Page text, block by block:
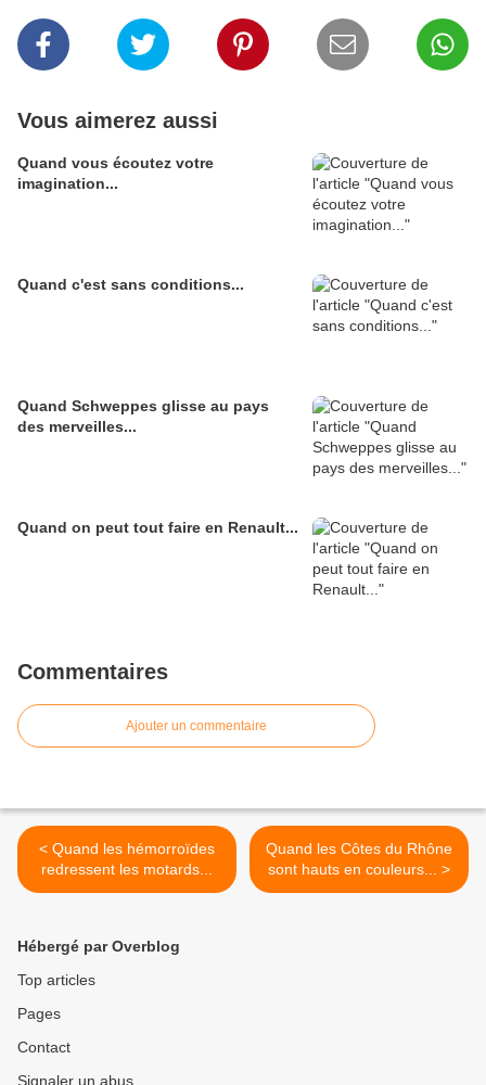
Vous aimerez aussi
Quand vous écoutez votre
imagination...
Quand c'est sans conditions...
Quand Schweppes glisse au pays
des merveilles...
Quand on peut tout faire en Renault...
Commentaires
Ajouter un commentaire
< Quand les hémorroïdes
redressent les motards...
Quand les Côtes du Rhône
sont hauts en couleurs... >
Hébergé par Overblog
Top articles
Pages
Contact
Signaler un abus